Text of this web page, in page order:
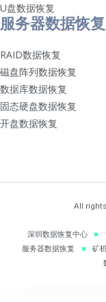
U盘数据恢复
服务器数据恢复
RAID数据恢复
磁盘阵列数据恢复
数据库数据恢复
固态硬盘数据恢复
开盘数据恢复
All
深圳数据恢复中心
服务器数据恢复
矿